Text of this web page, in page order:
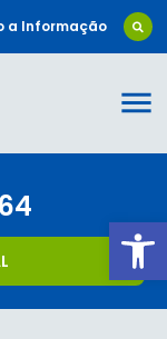
a Informação